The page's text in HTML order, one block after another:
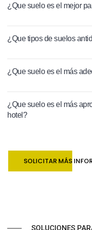
¿Que suelo es el mejor
¿Que tipos de suelos
¿Que suelo es el más
¿Que suelo es el más
hotel?
SOLICITAR MÁS
SOLUCIONES